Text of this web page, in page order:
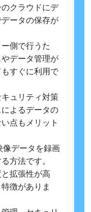
クラウドにデ
ータの保存が
側で行うた
データ管理が
すぐに利用で
ュリティ対策
よるデータの
点もメリット
データを録画
方法です。
拡張性が高
徴がありま